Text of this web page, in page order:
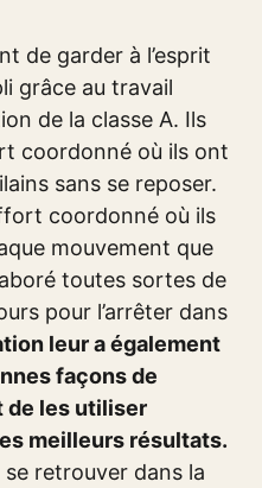
de garder à l’esprit
grâce au travail
de la classe A. Ils
coordonné où ils ont
sans se reposer.
coordonné où ils
mouvement que
toutes sortes de
pour l’arrêter dans
leur a également
façons de
de les utiliser
meilleurs résultats.
se retrouver dans la